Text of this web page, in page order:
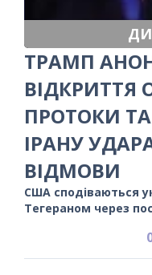
ТРАМП
ВІДКРИТТЯ
ПРОТОКИ
ІРАНУ
ВІДМОВИ
США сподіваються
Тегераном через